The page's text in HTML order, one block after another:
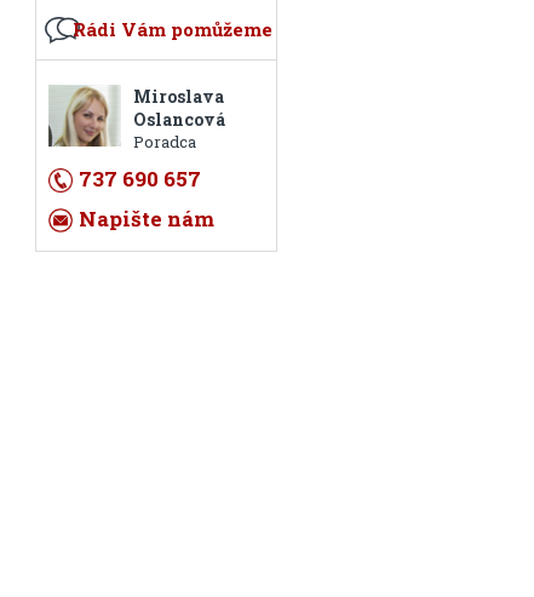
Rádi Vám pomůžeme
Miroslava
Oslancová
Poradca
737 690 657
Napište nám